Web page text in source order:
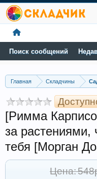
Главная Складчины
[Римма
за
тебя [Морган
Цена:
Поиск сообщений